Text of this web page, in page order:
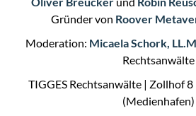
Gründer von Roover
Moderation: Micaela Schork,
Rechtsanwälte
TIGGES Rechtsanwälte | Zollhof
(Medienhafen)